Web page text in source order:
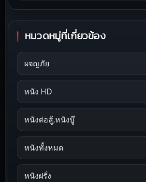
หมวดหมู่ที่เกี่ยวข้อง
ผจญภัย
หนัง HD
หนังต่อสู้,หนังบู๊
หนังทั้งหมด
หนังฝรั่ง